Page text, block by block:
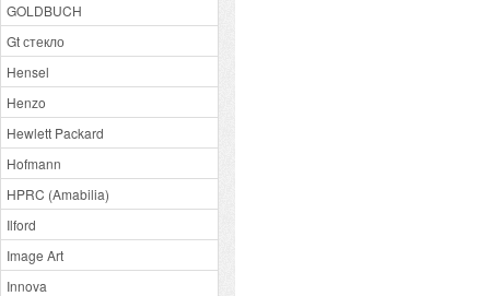
GOLDBUCH
Gt стекло
Hensel
Henzo
Hewlett Packard
Hofmann
HPRC (Amabilia)
Ilford
Image Art
Innova